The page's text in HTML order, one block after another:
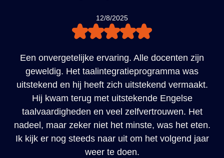
12/8/2025
Een onvergetelijke ervaring. Alle docenten zijn
geweldig. Het taalintegratieprogramma was
uitstekend en hij heeft zich uitstekend vermaakt.
Hij kwam terug met uitstekende Engelse
taalvaardigheden en veel zelfvertrouwen. Het
nadeel, maar zeker niet het minste, was het eten.
Ik kijk er nog steeds naar uit om het volgend jaar
weer te doen.